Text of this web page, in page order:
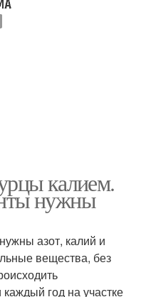
калием.
нужны
азот, калий и
вещества, без
год на участке